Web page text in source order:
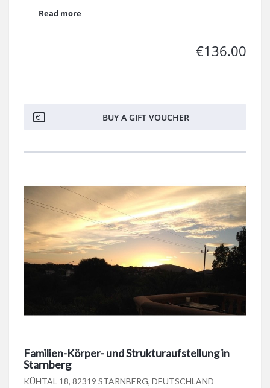
Read more
€136.00
BUY A GIFT VOUCHER
Familien-Körper- und Strukturaufstellung in
Starnberg
KÜHTAL 18, 82319 STARNBERG, DEUTSCHLAND